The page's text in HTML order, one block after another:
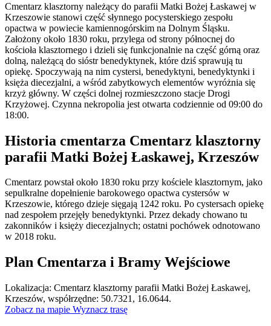
Cmentarz klasztorny należący do parafii Matki Bożej Łaskawej w
Krzeszowie stanowi część słynnego pocysterskiego zespołu
opactwa w powiecie kamiennogórskim na Dolnym Śląsku.
Założony około 1830 roku, przylega od strony północnej do
kościoła klasztornego i dzieli się funkcjonalnie na część górną oraz
dolną, należącą do sióstr benedyktynek, które dziś sprawują tu
opiekę. Spoczywają na nim cystersi, benedyktyni, benedyktynki i
księża diecezjalni, a wśród zabytkowych elementów wyróżnia się
krzyż główny. W części dolnej rozmieszczono stacje Drogi
Krzyżowej. Czynna nekropolia jest otwarta codziennie od 09:00 do
18:00.
Historia cmentarza Cmentarz klasztorny
parafii Matki Bożej Łaskawej, Krzeszów
Cmentarz powstał około 1830 roku przy kościele klasztornym, jako
sepulkralne dopełnienie barokowego opactwa cystersów w
Krzeszowie, którego dzieje sięgają 1242 roku. Po cystersach opiekę
nad zespołem przejęły benedyktynki. Przez dekady chowano tu
zakonników i księży diecezjalnych; ostatni pochówek odnotowano
w 2018 roku.
Plan Cmentarza i Bramy Wejściowe
Cmentarz klasztorny parafii Matki Bożej Łaskawej,
Krzeszów
×
+
−
Lokalizacja: Cmentarz klasztorny parafii Matki Bożej Łaskawej,
Krzeszów, współrzędne: 50.7321, 16.0644.
Zobacz na mapie Wyznacz trasę